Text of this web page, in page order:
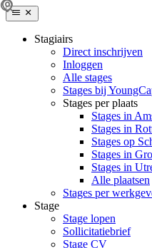
Stagiairs
Direct inschrijven
Inloggen
Alle stages
Stages bij
Stages per plaats
Stages in
Stages in
Stages op
Stages in
Stages in
Alle plaatsen
Stages per
Stage
Stage lopen
Sollicitatiebrief
Stage CV